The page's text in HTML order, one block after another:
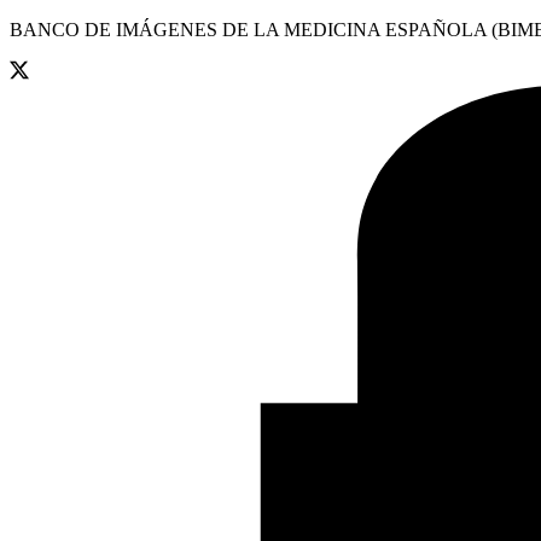
BANCO DE IMÁGENES DE LA MEDICINA ESPAÑOLA